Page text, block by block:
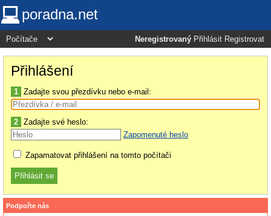
poradna.net
Neregistrovaný Přihlásit Registrovat
Přihlášení
1 Zadajte svou přezdívku nebo e-mail:
2 Zadajte své heslo:
Zapomenuté heslo
Zapamatovat přihlášení na tomto počítači
Podpořte nás